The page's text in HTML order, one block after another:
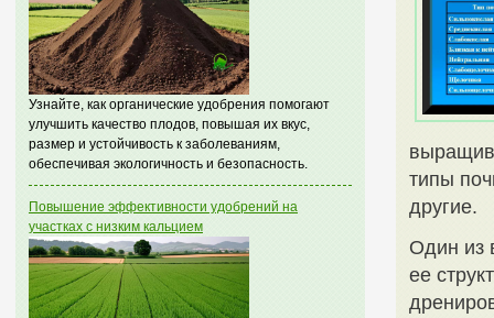
Узнайте, как органические удобрения помогают
улучшить качество плодов, повышая их вкус,
размер и устойчивость к заболеваниям,
обеспечивая экологичность и безопасность.
Повышение эффективности удобрений на
участках с низким кальцием
типы
другие.
Один из
ее